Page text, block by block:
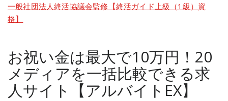
一般社団法人終活協議会監修【終活ガイド上級（1級）資
格】
お祝い金は最大で10万円！20
メディアを一括比較できる求
人サイト【アルバイトEX】